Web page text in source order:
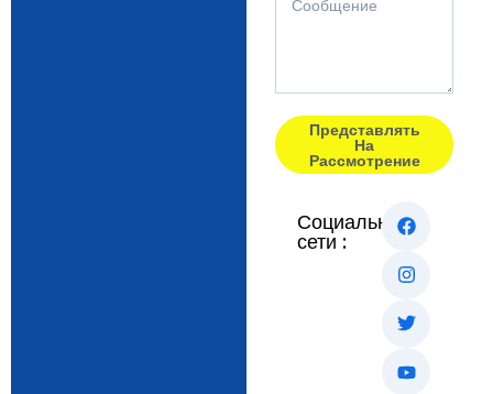
Представлять
На
Рассмотрение
Социальные
сети :